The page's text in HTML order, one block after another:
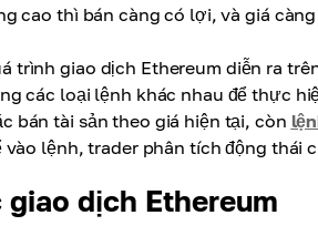
cao thì bán càng có lợi, và giá
trình giao dịch Ethereum diễn ra
các loại lệnh khác nhau để thực
bán tài sản theo giá hiện tại, còn
vào lệnh, trader phân tích động thái
dịch Ethereum